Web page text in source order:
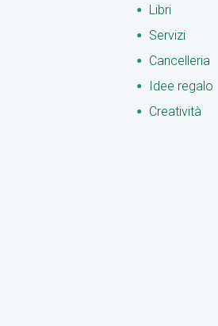
Libri
Servizi
Cancelleria
Idee regalo
Creatività